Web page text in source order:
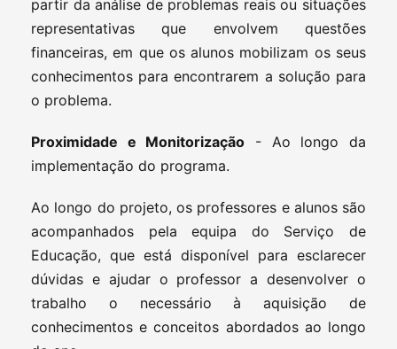
partir da análise de problemas reais ou situações
representativas que envolvem questões
financeiras, em que os alunos mobilizam os seus
conhecimentos para encontrarem a solução para
o problema.
Proximidade e Monitorização - Ao longo da
implementação do programa.
Ao longo do projeto, os professores e alunos são
acompanhados pela equipa do Serviço de
Educação, que está disponível para esclarecer
dúvidas e ajudar o professor a desenvolver o
trabalho o necessário à aquisição de
conhecimentos e conceitos abordados ao longo